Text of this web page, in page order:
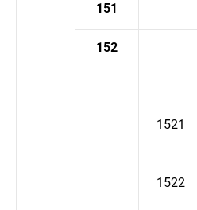
151
152
1521
1522